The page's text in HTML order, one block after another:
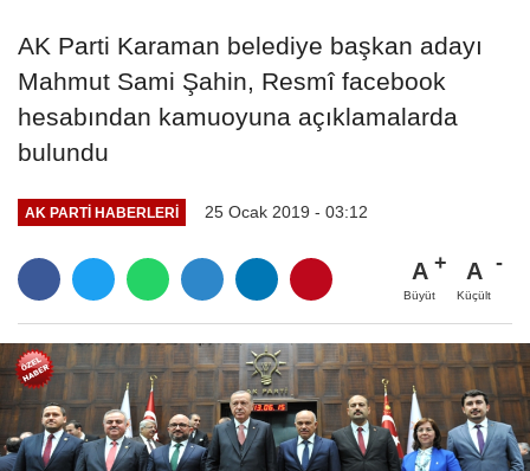
AK Parti Karaman belediye başkan adayı
Mahmut Sami Şahin, Resmî facebook
hesabından kamuoyuna açıklamalarda
bulundu
AK PARTI HABERLERI 25 Ocak 2019 - 03:12
A
Büyüt
A
Küçült